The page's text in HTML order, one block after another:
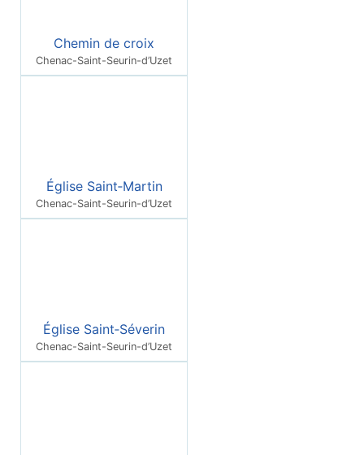
Chemin de croix
Chenac-Saint-Seurin-d’Uzet
Église Saint‑Martin
Chenac-Saint-Seurin-d’Uzet
Église Saint‑Séverin
Chenac-Saint-Seurin-d’Uzet